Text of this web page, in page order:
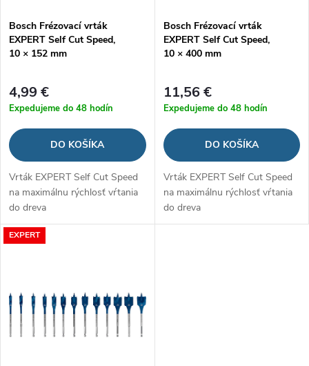
p
o
d
u
k
t
v
p
r
o
d
u
k
t
v
Bosch Frézovací vrták
EXPERT Self Cut Speed,
10 × 152 mm
4,99 €
Expedujeme do 48 hodín
DO KOŠÍKA
Vrták EXPERT Self Cut Speed
na maximálnu rýchlosť vŕtania
do dreva
Bosch Frézovací vrták
EXPERT Self Cut Speed,
10 × 400 mm
11,56 €
Expedujeme do 48 hodín
DO KOŠÍKA
Vrták EXPERT Self Cut Speed
na maximálnu rýchlosť vŕtania
do dreva
EXPERT